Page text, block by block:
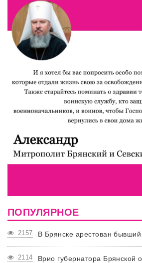
ПОПУЛЯРНОЕ
2157 В Брянске арестован
2114
Врио губернатора Брянской